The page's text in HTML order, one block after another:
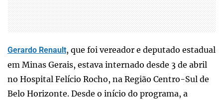
Gerardo Renault, que foi vereador e deputado estadual
em Minas Gerais, estava internado desde 3 de abril
no Hospital Felício Rocho, na Região Centro-Sul de
Belo Horizonte. Desde o início do programa, a